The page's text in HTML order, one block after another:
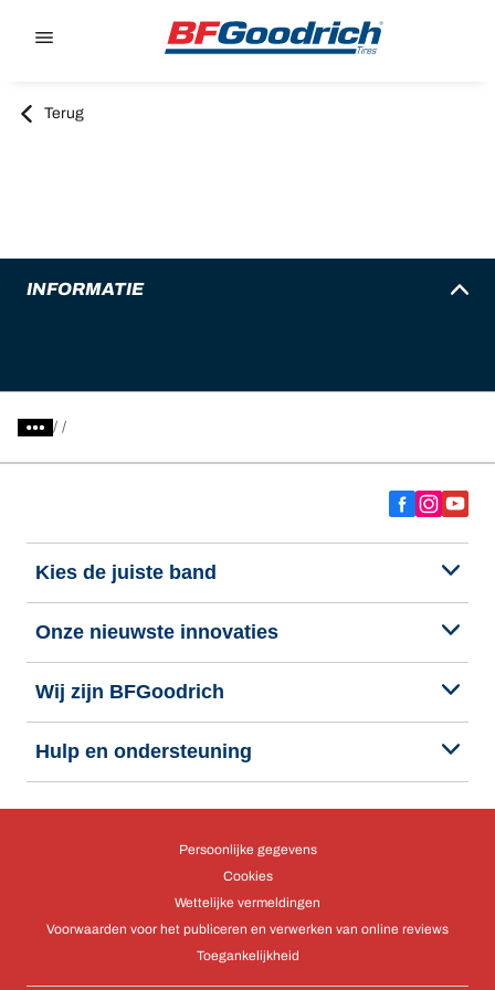
Terug
INFORMATIE
/
Kies de juiste band
Onze nieuwste innovaties
Wij zijn BFGoodrich
Hulp en ondersteuning
Persoonlijke gegevens
Cookies
Wettelijke vermeldingen
Voorwaarden voor het publiceren en verwerken van online reviews
Toegankelijkheid